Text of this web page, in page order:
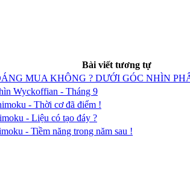
Bài viết tương tự
MUA KHÔNG ? DƯỚI GÓC NHÌN
Wyckoffian - Tháng 9
- Thời cơ đã điểm !
- Liệu có tạo đáy ?
- Tiềm năng trong năm sau !